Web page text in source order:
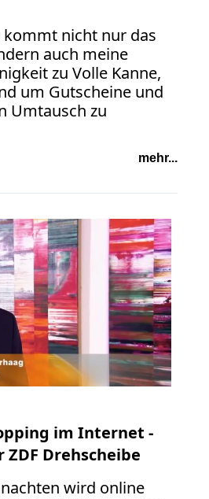
kommt nicht nur das
auch meine
zu Volle Kanne,
um Gutscheine und
Umtausch zu
mehr...
im Internet -
Drehscheibe
wird online